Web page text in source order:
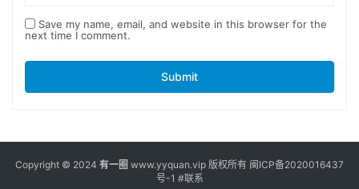
Save my name, email, and website in this browser for the
next time I comment.
Submit
Copyright © 2024 有一圈 www.yyquan.vip 版权所有 闽ICP备2020016437
号-1 #联系